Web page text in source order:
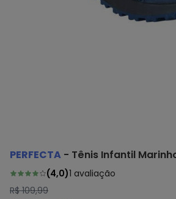
PERFECTA - Tênis Infantil
(4,0)1 avaliação
R$ 109,99